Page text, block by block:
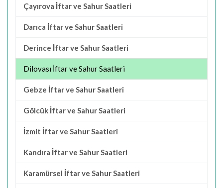
Çayırova İftar ve Sahur Saatleri
Darıca İftar ve Sahur Saatleri
Derince İftar ve Sahur Saatleri
Dilovası İftar ve Sahur Saatleri
Gebze İftar ve Sahur Saatleri
Gölcük İftar ve Sahur Saatleri
İzmit İftar ve Sahur Saatleri
Kandıra İftar ve Sahur Saatleri
Karamürsel İftar ve Sahur Saatleri